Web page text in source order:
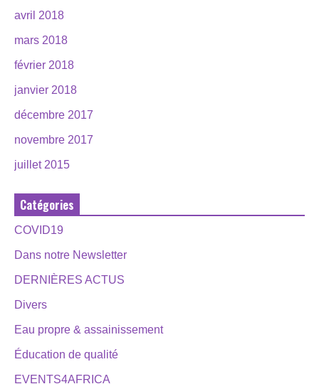
avril 2018
mars 2018
février 2018
janvier 2018
décembre 2017
novembre 2017
juillet 2015
Catégories
COVID19
Dans notre Newsletter
DERNIÈRES ACTUS
Divers
Eau propre & assainissement
Éducation de qualité
EVENTS4AFRICA